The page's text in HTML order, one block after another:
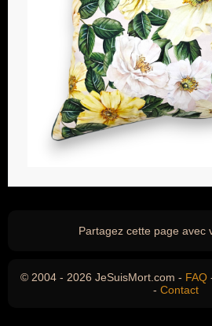
Partagez cette page avec
© 2004 - 2026 JeSuisMort.com - FAQ
- Contact